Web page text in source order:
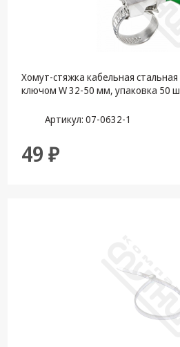
безопасности
Хомут-стяжка кабельная стальная
ключом W 32-50 мм, упаковка 50
Артикул: 07-0632-1
49 ₽